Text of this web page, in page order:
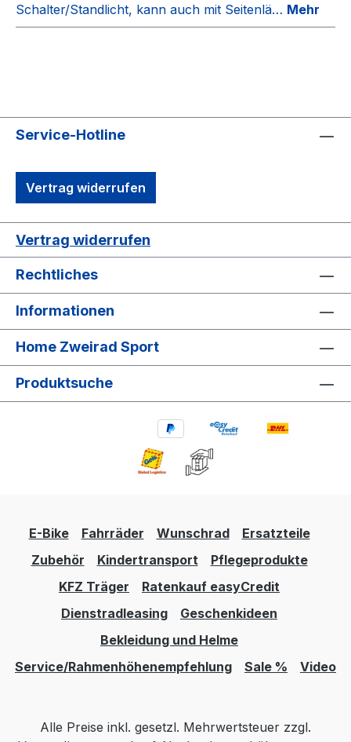
Schalter/Standlicht, kann auch mit Seitenlä… Mehr
Service-Hotline
Vertrag widerrufen
Vertrag widerrufen
Rechtliches
Informationen
Home Zweirad Sport
Produktsuche
E-Bike Fahrräder Wunschrad
Ersatzteile
Zubehör
Kindertransport
Pflegeprodukte
KFZ Träger
Ratenkauf easyCredit
Dienstradleasing
Geschenkideen
Bekleidung und Helme
Service/Rahmenhöhenempfehlung
Sale % Video
Alle Preise inkl. gesetzl. Mehrwertsteuer zzgl.